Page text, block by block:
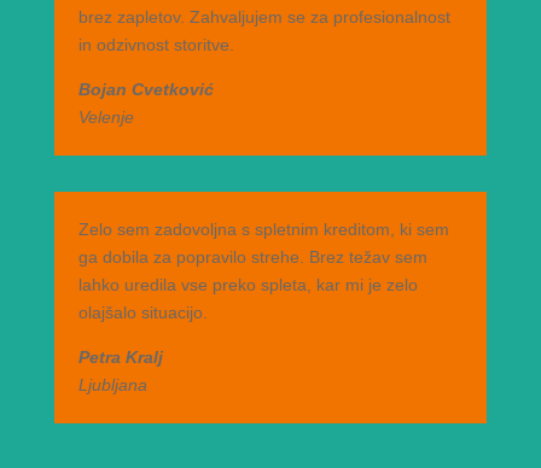
brez zapletov. Zahvaljujem se za profesionalnost
in odzivnost storitve.
Bojan Cvetković
Velenje
Zelo sem zadovoljna s spletnim kreditom, ki sem
ga dobila za popravilo strehe. Brez težav sem
lahko uredila vse preko spleta, kar mi je zelo
olajšalo situacijo.
Petra Kralj
Ljubljana